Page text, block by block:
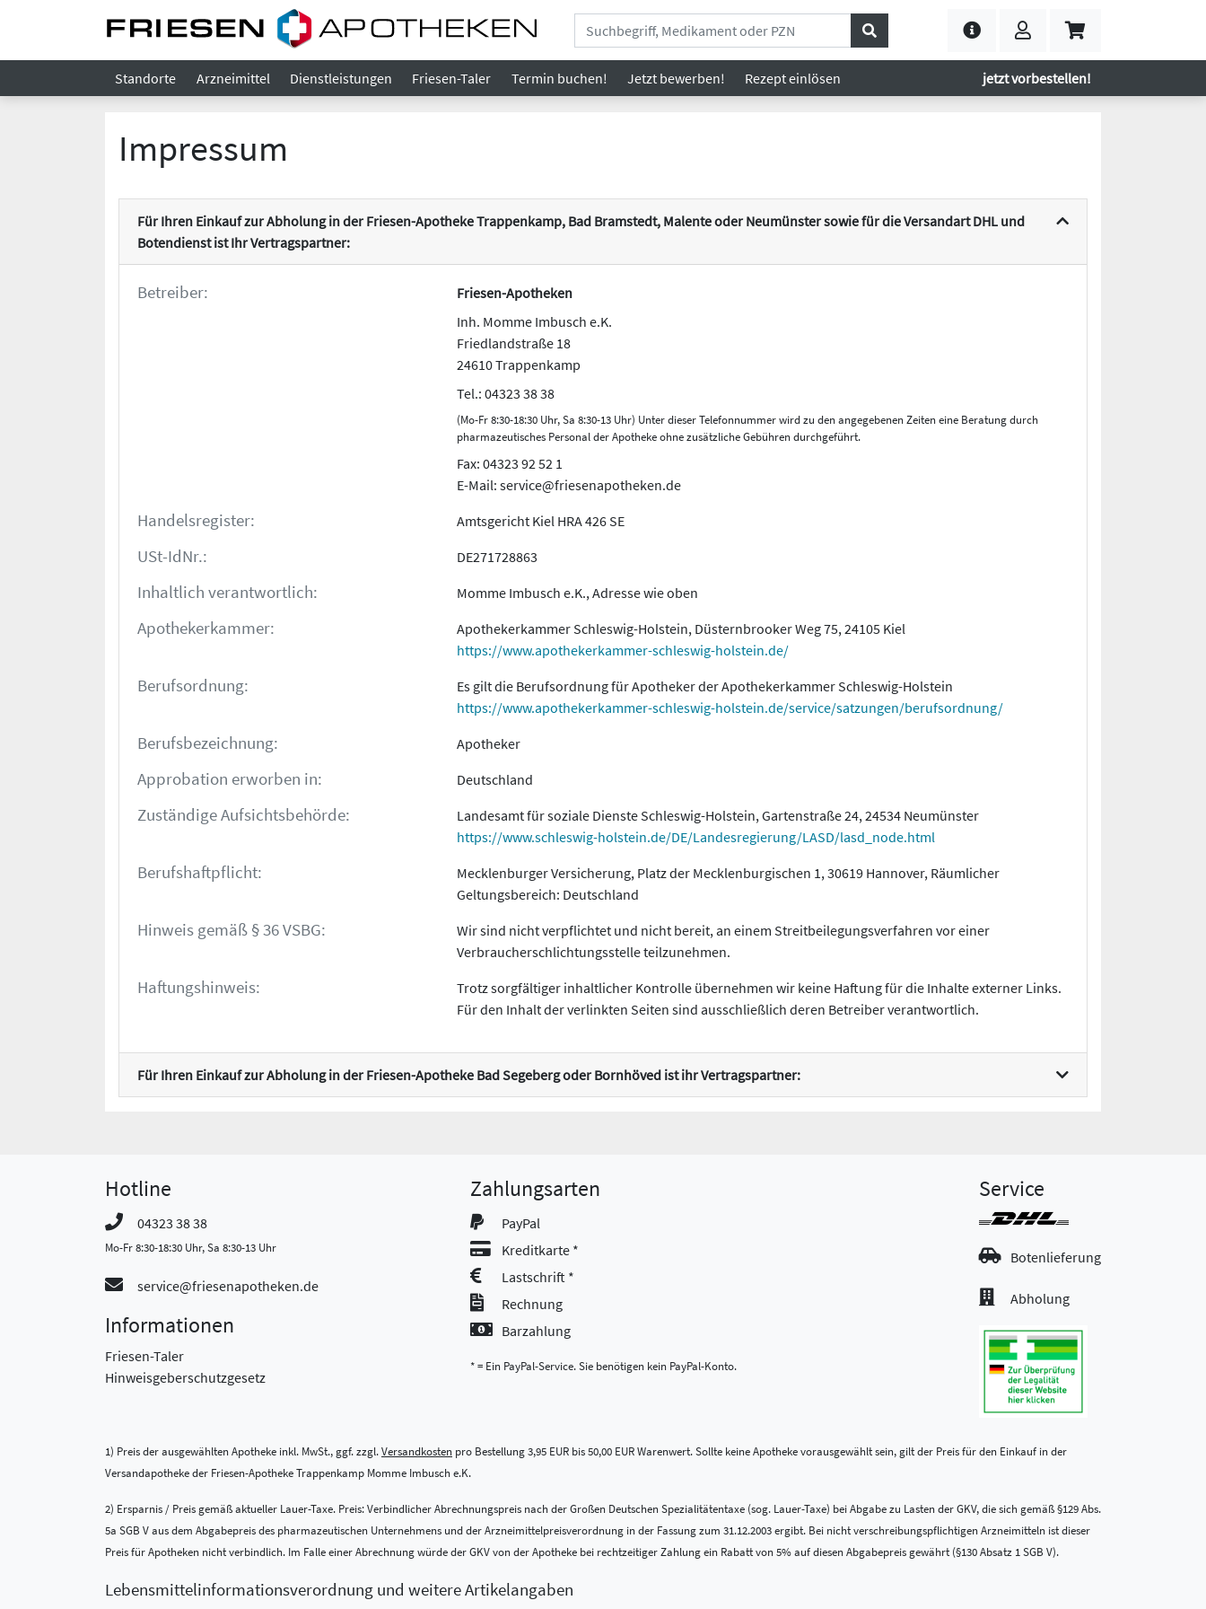
Standorte Arzneimittel Dienstleistungen Friesen-Taler Termin buchen! Jetzt bewerben! Rezepteinlösen jetzt vorbestellen!
Impressum
Für Ihren Einkauf zur Abholung in der Friesen-Apotheke Trappenkamp, Bad Bramstedt, Malente oder Neumünster sowie für die Versandart DHL und
Botendienst ist Ihr Vertragspartner:
Betreiber:
Friesen-Apotheken
Inh. Momme Imbusch e.K.
Friedlandstraße 18
24610 Trappenkamp
Tel.: 04323 38 38
(Mo-Fr 8:30-18:30 Uhr, Sa 8:30-13 Uhr) Unter dieser Telefonnummer wird zu den angegebenen Zeiten eine Beratung durch
pharmazeutisches Personal der Apotheke ohne zusätzliche Gebühren durchgeführt.
Fax: 04323 92 52 1
E-Mail: service@friesenapotheken.de
Handelsregister: Amtsgericht Kiel HRA 426 SE
USt-IdNr.: DE271728863
Inhaltlich verantwortlich: Momme Imbusch e.K., Adresse wie oben
Apotheker­kammer:
Apothekerkammer Schleswig-Holstein, Düsternbrooker Weg 75, 24105 Kiel
https://www.apothekerkammer-schleswig-holstein.de/
Berufsordnung:
Es gilt die Berufsordnung für Apotheker der Apothekerkammer Schleswig-Holstein
https://www.apothekerkammer-schleswig-holstein.de/service/satzungen/berufsordnung/
Berufsbezeichnung: Apotheker
Approbation erworben in: Deutschland
Zuständige Aufsichtsbehörde:
Landesamt für soziale Dienste Schleswig-Holstein, Gartenstraße 24, 24534 Neumünster
https://www.schleswig-holstein.de/DE/Landesregierung/LASD/lasd_node.html
Berufshaftpflicht:
Mecklenburger Versicherung, Platz der Mecklenburgischen 1, 30619 Hannover, Räumlicher
Geltungsbereich: Deutschland
Hinweis gemäß § 36 VSBG:
Wir sind nicht verpflichtet und nicht bereit, an einem Streitbeilegungsverfahren vor einer
Verbraucherschlichtungsstelle teilzunehmen.
Haftungshinweis:
Trotz sorgfältiger inhaltlicher Kontrolle übernehmen wir keine Haftung für die Inhalte externer Links.
Für den Inhalt der verlinkten Seiten sind ausschließlich deren Betreiber verantwortlich.
Für Ihren Einkauf zur Abholung in der Friesen-Apotheke Bad Segeberg oder Bornhöved ist ihr Vertragspartner:
Hotline
04323 38 38
Mo-Fr 8:30-18:30 Uhr, Sa 8:30-13 Uhr
service@friesenapotheken.de
Informationen
Friesen-Taler
Hinweisgeberschutzgesetz
Zahlungsarten
PayPal
Kreditkarte *
Lastschrift *
Rechnung
Barzahlung
* = Ein PayPal-Service. Sie benötigen kein PayPal-Konto.
Service
Botenlieferung
Abholung
1) Preis der ausgewählten Apotheke inkl. MwSt., ggf. zzgl.Versandkosten pro Bestellung 3,95 EUR bis 50,00 EUR Warenwert. Sollte keine Apotheke vorausgewählt sein, gilt der Preis für den Einkauf in der
Versandapotheke der Friesen-Apotheke Trappenkamp Momme Imbusch e.K.
2) Ersparnis / Preis gemäß aktueller Lauer-Taxe. Preis: Verbindlicher Abrechnungspreis nach der Großen Deutschen Spezialitätentaxe (sog. Lauer-Taxe) bei Abgabe zu Lasten der GKV, die sich gemäß §129 Abs.
5a SGB V aus dem Abgabepreis des pharmazeutischen Unternehmens und der Arzneimittelpreisverordnung in der Fassung zum 31.12.2003 ergibt. Bei nicht verschreibungspflichtigen Arzneimitteln ist dieser
Preis für Apotheken nicht verbindlich. Im Falle einer Abrechnung würde der GKV von der Apotheke bei rechtzeitiger Zahlung ein Rabatt von 5% auf diesen Abgabepreis gewährt (§130 Absatz 1 SGB V).
Lebensmittel­informations­verordnung und weitere Artikelangaben